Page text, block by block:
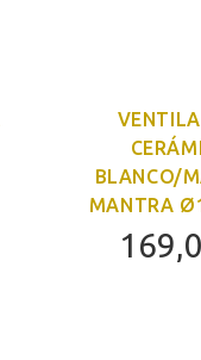
BLANCO/
MANTRA